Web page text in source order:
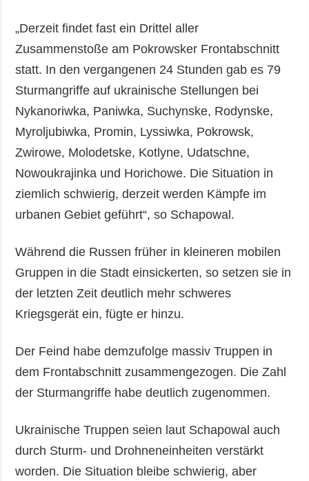
„Derzeit findet fast ein Drittel aller
Zusammenstoße am Pokrowsker Frontabschnitt
statt. In den vergangenen 24 Stunden gab es 79
Sturmangriffe auf ukrainische Stellungen bei
Nykanoriwka, Paniwka, Suchynske, Rodynske,
Myroljubiwka, Promin, Lyssiwka, Pokrowsk,
Zwirowe, Molodetske, Kotlyne, Udatschne,
Nowoukrajinka und Horichowe. Die Situation in
ziemlich schwierig, derzeit werden Kämpfe im
urbanen Gebiet geführt“, so Schapowal.
Während die Russen früher in kleineren mobilen
Gruppen in die Stadt einsickerten, so setzen sie in
der letzten Zeit deutlich mehr schweres
Kriegsgerät ein, fügte er hinzu.
Der Feind habe demzufolge massiv Truppen in
dem Frontabschnitt zusammengezogen. Die Zahl
der Sturmangriffe habe deutlich zugenommen.
Ukrainische Truppen seien laut Schapowal auch
durch Sturm- und Drohneneinheiten verstärkt
worden. Die Situation bleibe schwierig, aber